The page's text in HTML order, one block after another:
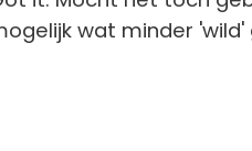
wat minder 'wild'